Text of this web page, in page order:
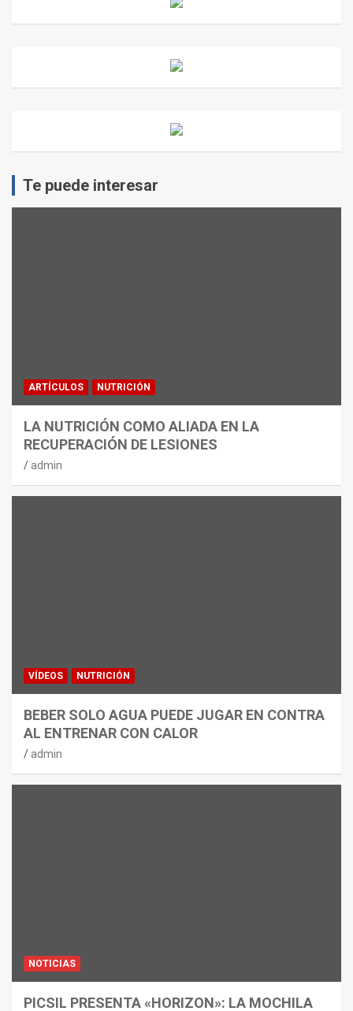
Te puede interesar
ARTÍCULOS NUTRICIÓN
LA NUTRICIÓN COMO ALIADA EN LA
RECUPERACIÓN DE LESIONES
admin
VÍDEOS NUTRICIÓN
BEBER SOLO AGUA PUEDE JUGAR EN CONTRA
AL ENTRENAR CON CALOR
admin
NOTICIAS
PICSIL PRESENTA «HORIZON»: LA MOCHILA